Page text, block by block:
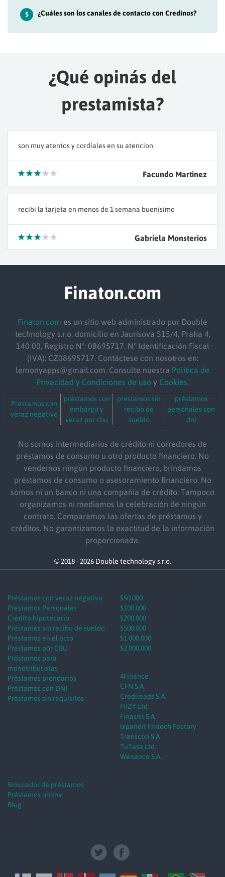
5 ¿Cuáles son los canales de contacto con Credinos?
¿Qué opinás del
prestamista?
son muy atentos y cordiales en su atencion
Facundo Martinez
recibi la tarjeta en menos de 1 semana buenisimo
Gabriela Monsterios
Finaton.com
Finaton.com es un sitio web administrado por Double
technology s.r.o. domicilio en Jaurisova 515/4, Praha 4,
140 00, Registro Nº: 08695717. Nº Identificación Fiscal
(IVA): CZ08695717. Contáctese con nosotros en:
lemonyapps@gmail.com. Consulte nuestra Política de
Privacidad y Condiciones de uso y Cookies.
Préstamos con
veraz negativo
préstamos con
embargo y
veraz por cbu
préstamos sin
recibo de
sueldo
préstamos
personales con
dni
No somos intermediarios de crédito ni corredores de
préstamos de consumo u otro producto financiero. No
vendemos ningún producto financiero, brindamos
préstamos de consumo o asesoramiento financiero. No
somos ni un banco ni una compañía de crédito. Tampoco
organizamos ni mediamos la celebración de ningún
contrato. Comparamos las ofertas de préstamos y
créditos. No garantizamos la exactitud de la información
proporcionada.
© 2018 - 2026 Double technology s.r.o.
Préstamos con veraz negativo
Préstamos Personales
Crédito hipotecario
Préstamos sin recibo de sueldo
Préstamos en el acto
Préstamos por CBU
Préstamos para
monotributistas
Préstamos prendarios
Préstamos con DNI
Préstamos sin requisitos
$50.000
$100.000
$200.000
$500.000
$1.000.000
$2.000.000
4Finance
CFN S.A.
Credileads S.A.
FIIZY Ltd.
Finasist S.A.
Ixpandit Fintech Factory
Transcon S.A.
TuTasa Ltd.
Wenance S.A.
Simulador de préstamos
Préstamos online
Blog